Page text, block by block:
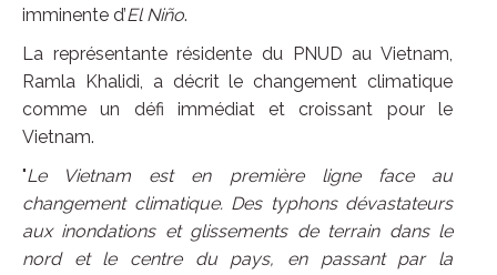
imminente d’El Niño.
La représentante résidente du PNUD au Vietnam,
Ramla Khalidi, a décrit le changement climatique
comme un défi immédiat et croissant pour le
Vietnam.
"Le Vietnam est en première ligne face au
changement climatique. Des typhons dévastateurs
aux inondations et glissements de terrain dans le
nord et le centre du pays, en passant par la